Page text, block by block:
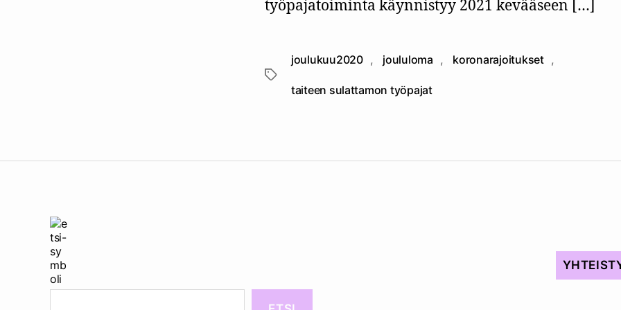
työpajatoiminta käynnistyy 2021 kevääseen […]
Avainsanat
joulukuu2020 , joululoma , koronarajoitukset ,
taiteen sulattamon työpajat